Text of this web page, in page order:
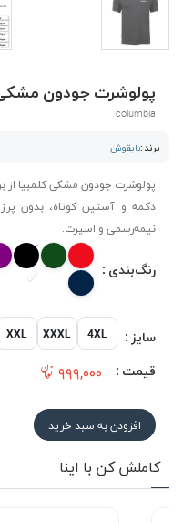
پولوشرت جودون مشکی
columbia
برند :بایقوش
پولوشرت جودون مشکی کلمبیا از
دکمه و آستین کوتاه، بدون
نیمه‌رسمی و اسپرت.
رنگ‌بندی :
سایز : XXL XXXL 4XL
قیمت : ۹۹۹,۰۰۰
افزودن به سبد خرید
کاملش کن با اینا